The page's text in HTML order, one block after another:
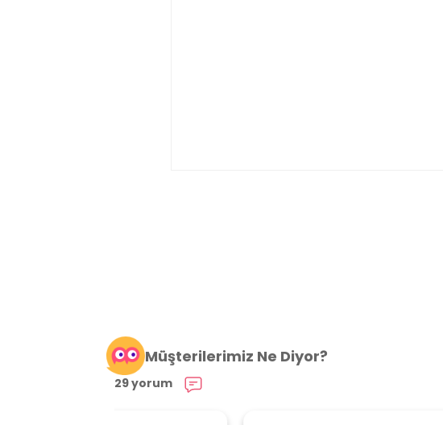
Müşterilerimiz Ne Diyor?
29 yorum